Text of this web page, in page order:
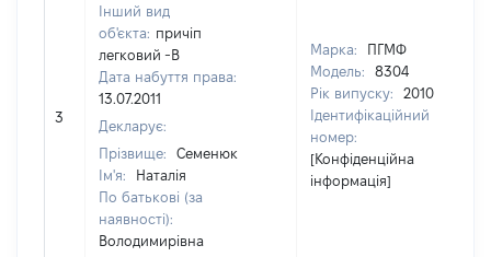
3
Інший вид
об'єкта: причіп
легковий -В
Дата набуття права:
13.07.2011
Декларує:
Прізвище:
Семенюк
Ім'я:
Наталія
По батькові (за
наявності):
Володимирівна
Марка:
ПГМФ
Модель:
8304
Рік випуску:
2010
Ідентифікаційний
номер:
[Конфіденційна
інформація]